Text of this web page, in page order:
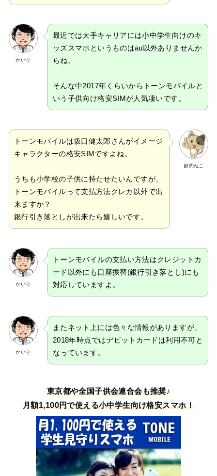
かいり
最近では大手キャリアには小中学生向けのキ
ッズスマホというものはau以外ありませんか
らね。
そんな中2017年くらいからトーンモバイルと
いう子供向け格安SIMが人気凄いです。
節約ねこ
トーンモバイルは坂口健太郎さんがイメージ
キャラクターの格安SIMですよね。
うちも小学校の子供に持たせたいんですが、
トーンモバイルって支払方法クレカ以外で出
来ますか？
銀行引き落としが出来たら嬉しいです。
かいり
トーンモバイルの支払い方法はクレジットカ
ード以外にも口座振替(銀行引き落とし)にも
対応していますよ。
かいり
またネット上には色々な情報がありますが、
2018年時点ではデビットカードは利用不可と
なっています。
東京都や全国子供会連合会も推奨♪
月額1,100円で使える小中学生向け格安スマホ！